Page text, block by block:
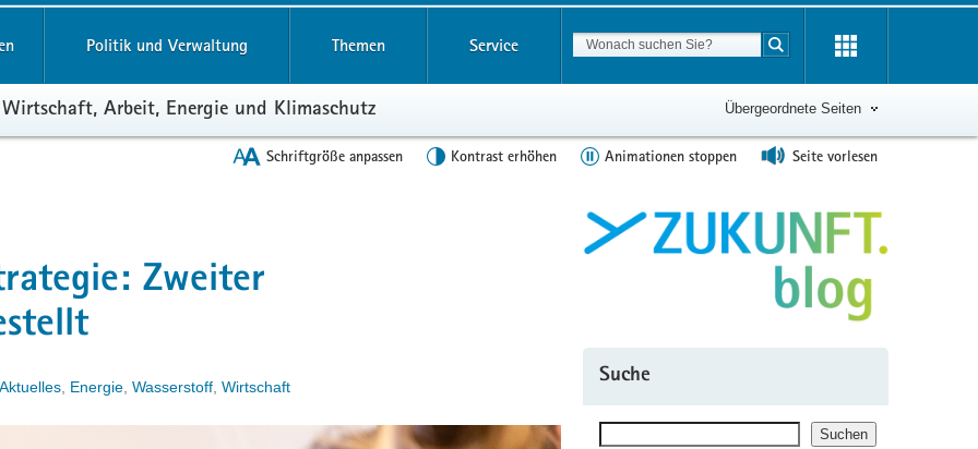
Politik und Verwaltung Themen Service Suchbegriff
Suche starten
Arbeit, Energie und Klimaschutz Übergeordnete Seiten
Schriftgröße anpassen Kontrast erhöhen Animationen stoppen Seite vorlesen
Zweiter
Aktuelles Energie Wasserstoff Wirtschaft Suche
Suchen